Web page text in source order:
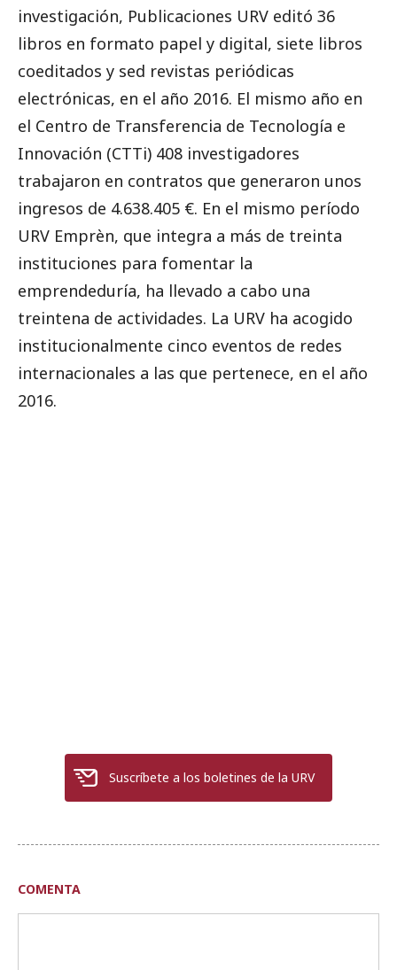
investigación, Publicaciones URV editó 36
libros en formato papel y digital, siete libros
coeditados y sed revistas periódicas
electrónicas, en el año 2016. El mismo año en
el Centro de Transferencia de Tecnología e
Innovación (CTTi) 408 investigadores
trabajaron en contratos que generaron unos
ingresos de 4.638.405 €. En el mismo período
URV Emprèn, que integra a más de treinta
instituciones para fomentar la
emprendeduría, ha llevado a cabo una
treintena de actividades. La URV ha acogido
institucionalmente cinco eventos de redes
internacionales a las que pertenece, en el año
2016.
Suscríbete a los boletines de la URV
COMENTA